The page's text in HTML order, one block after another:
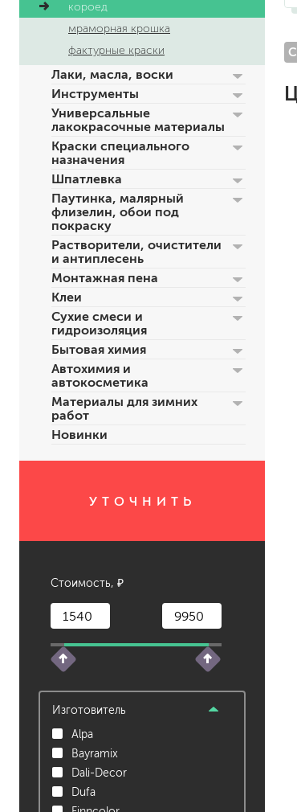
для бани и
масла для
масла для
для пола
для
для мебели
грифельные
магнитные
для дверей
короед
мраморная крошка
фактурные краски
Лаки, масла, воски
Инструменты
Универсальные
лакокрасочные материалы
Краски специального
назначения
Шпатлевка
Паутинка, малярный
флизелин, обои под
покраску
Растворители, очистители
и антиплесень
Монтажная пена
Клеи
Сухие смеси и
гидроизоляция
Бытовая химия
Автохимия и
автокосметика
Материалы для зимних
работ
Новинки
УТОЧНИТЬ
Стоимость, ₽
Изготовитель
Alpa
Bayramix
Dali-Decor
Dufa